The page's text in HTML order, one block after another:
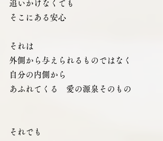
追いかけなくても
そこにある安心
それは
外側から与えられるものではなく
自分の内側から
あふれてくる　愛の源泉そのもの
それでも